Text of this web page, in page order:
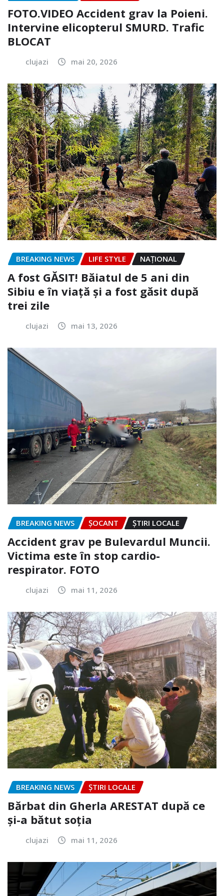
FOTO.VIDEO Accident grav la Poieni.
Intervine elicopterul SMURD. Trafic
BLOCAT
clujazi mai 20, 2026
BREAKING NEWS LIFE STYLE NAŢIONAL
A fost GĂSIT! Băiatul de 5 ani din
Sibiu e în viață și a fost găsit după
trei zile
clujazi mai 13, 2026
BREAKING NEWS ȘOCANT ȘTIRI LOCALE
Accident grav pe Bulevardul Muncii.
Victima este în stop cardio-
respirator. FOTO
clujazi mai 11, 2026
BREAKING NEWS ȘTIRI LOCALE
Bărbat din Gherla ARESTAT după ce
și-a bătut soția
clujazi mai 11, 2026